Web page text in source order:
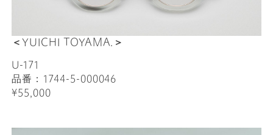
＜YUICHI TOYAMA.＞
U-171
品番：1744-5-000046
¥55,000